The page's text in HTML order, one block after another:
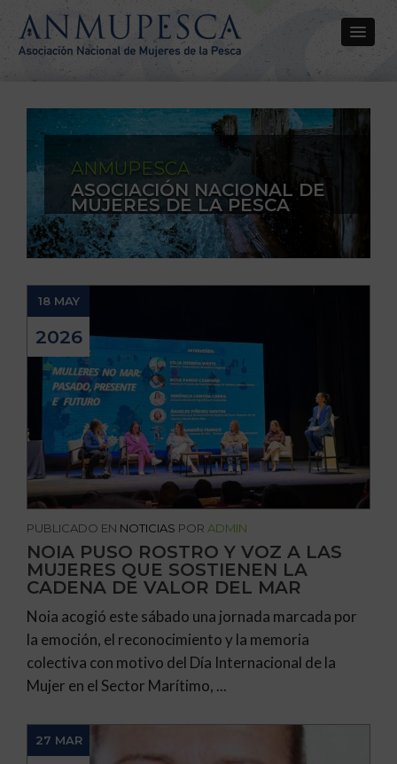
ANMUPESCA
ASOCIACIÓN NACIONAL DE
MUJERES DE LA PESCA
18 MAY
2026
PUBLICADO EN NOTICIAS POR ADMIN
NOIA PUSO ROSTRO Y VOZ A LAS
MUJERES QUE SOSTIENEN LA
CADENA DE VALOR DEL MAR
Noia acogió este sábado una jornada marcada por
la emoción, el reconocimiento y la memoria
colectiva con motivo del Día Internacional de la
Mujer en el Sector Marítimo, ...
27 MAR